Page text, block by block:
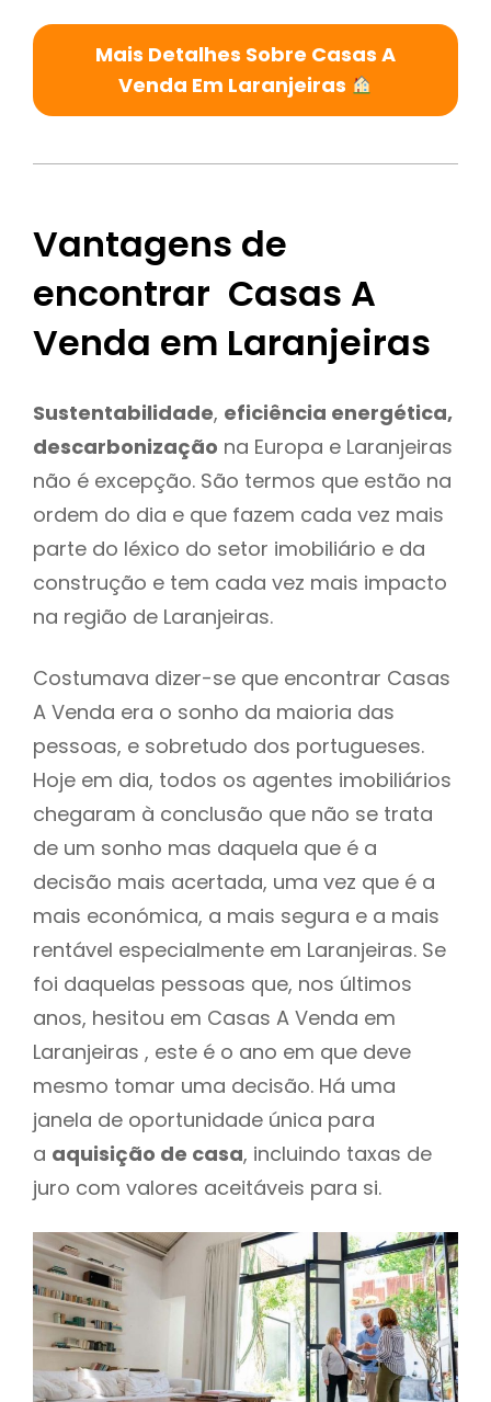
Mais Detalhes Sobre Casas A
Venda Em Laranjeiras
Vantagens de
encontrar Casas A
Venda em Laranjeiras
Sustentabilidade, eficiência energética,
descarbonização na Europa e Laranjeiras
não é excepção. São termos que estão na
ordem do dia e que fazem cada vez mais
parte do léxico do setor imobiliário e da
construção e tem cada vez mais impacto
na região de Laranjeiras.
Costumava dizer-se que encontrar Casas
A Venda era o sonho da maioria das
pessoas, e sobretudo dos portugueses.
Hoje em dia, todos os agentes imobiliários
chegaram à conclusão que não se trata
de um sonho mas daquela que é a
decisão mais acertada, uma vez que é a
mais económica, a mais segura e a mais
rentável especialmente em Laranjeiras. Se
foi daquelas pessoas que, nos últimos
anos, hesitou em Casas A Venda em
Laranjeiras , este é o ano em que deve
mesmo tomar uma decisão. Há uma
janela de oportunidade única para
a aquisição de casa, incluindo taxas de
juro com valores aceitáveis para si.